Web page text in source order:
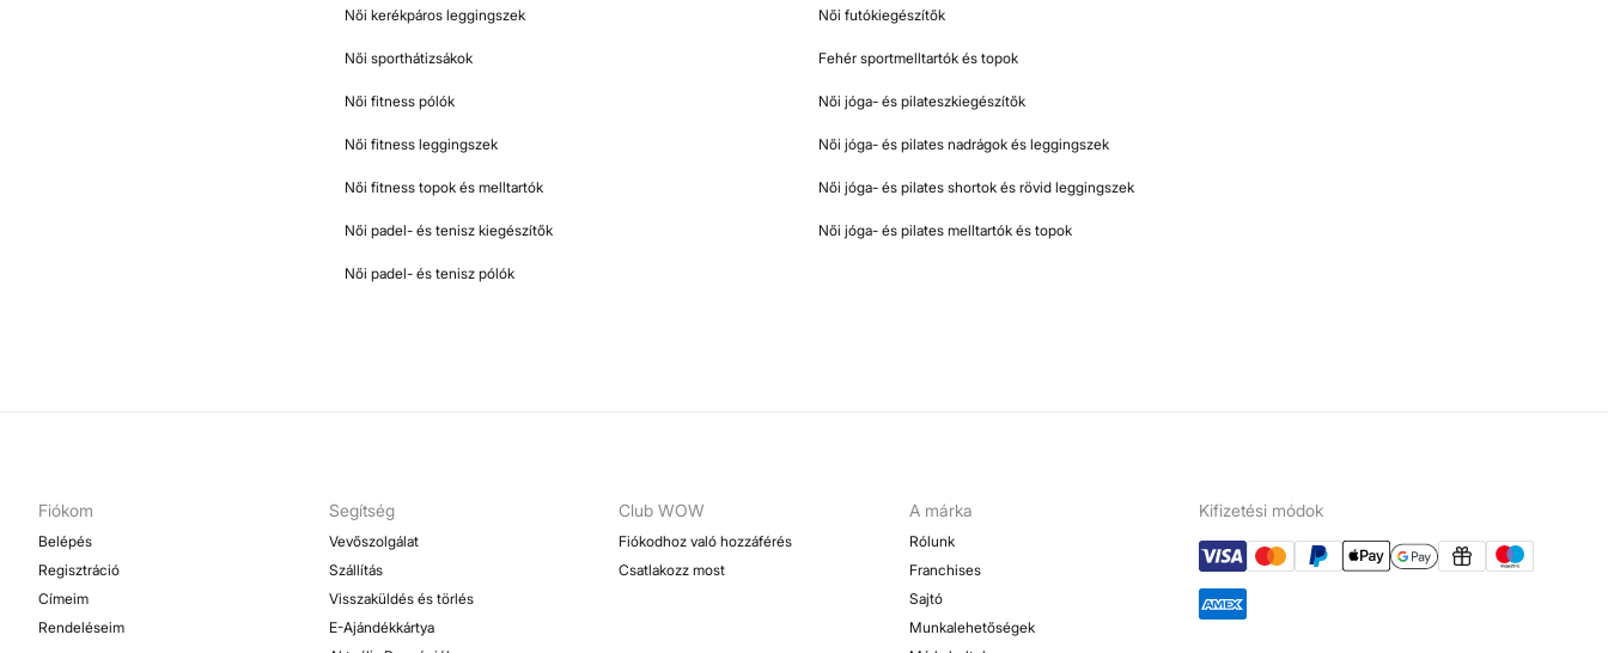
Női kerékpáros leggingszek
Női sporthátizsákok
Női fitness pólók
Női fitness leggingszek
Női fitness topok és melltartók
Női padel- és tenisz kiegészítők
Női padel- és tenisz pólók
Női futókiegészítők
Fehér sportmelltartók és topok
Női jóga- és pilateszkiegészítők
Női jóga- és pilates nadrágok és leggingszek
Női jóga- és pilates shortok és rövid leggingszek
Női jóga- és pilates melltartók és topok
Fiókom
Belépés
Regisztráció
Címeim
Rendeléseim
Segítség
Vevőszolgálat
Szállítás
Visszaküldés és törlés
E-Ajándékkártya
Club WOW
Fiókodhoz való hozzáférés
Csatlakozz most
A márka
Rólunk
Franchises
Sajtó
Munkalehetőségek
Kifizetési módok